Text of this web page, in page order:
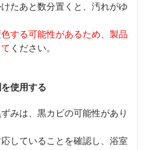
たあと数分置くと、汚れがゆ
する可能性があるため、製品
ください。
使用する
みは、黒カビの可能性があり
していることを確認し、浴室